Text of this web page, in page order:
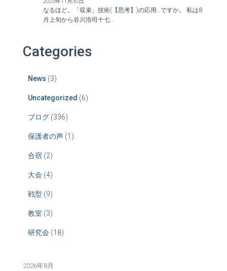
なるほど。「収束」技術(【思考】)の応用…ですか。 私は8
月上旬から谷川浩司十七…
Categories
News (3)
Uncategorized (6)
ブログ (336)
保護者の声 (1)
合宿 (2)
大会 (4)
戦型 (9)
教室 (3)
研究会 (18)
2026年8月